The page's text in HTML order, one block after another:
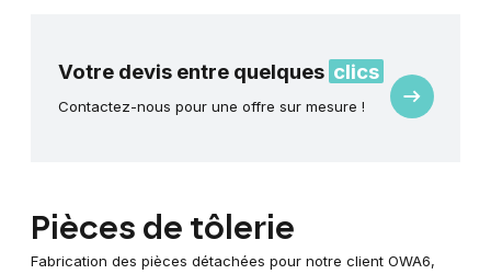
Votre devis entre quelques clics
Contactez-nous pour une offre sur mesure !
Demande
de
Pièces de tôlerie
Fabrication des pièces détachées pour notre client OWA6,